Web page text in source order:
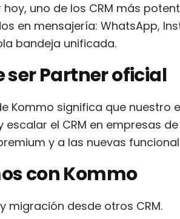
hoy, uno de los CRM más
en mensajería: WhatsApp,
bandeja unificada.
ser Partner oficial
Kommo significa que
escalar el CRM en empresas
y a las nuevas
con Kommo
migración desde otros CRM.